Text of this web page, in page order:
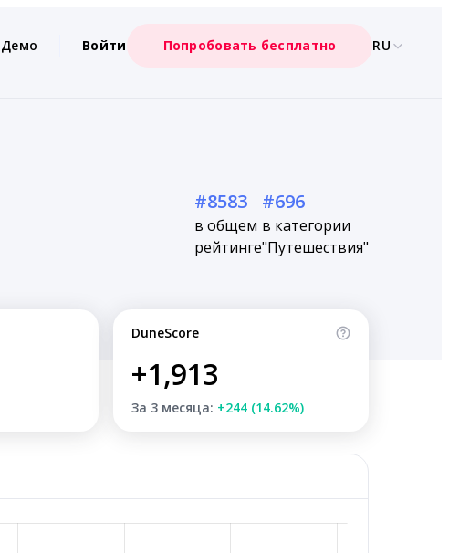
Демо Войти Попробовать бесплатно RU
#8583
в общем
рейтинге
#696
в категории
"Путешествия"
DuneScore
+1,913
За 3 месяца: +244 (14.62%)